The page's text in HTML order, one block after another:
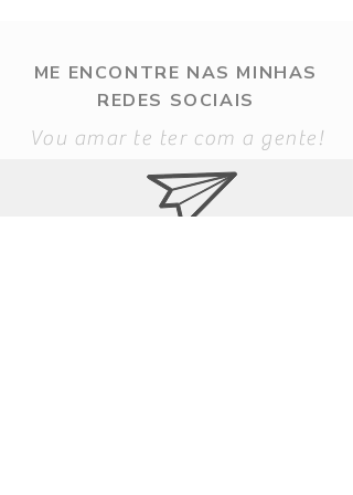
ME ENCONTRE NAS MINHAS
REDES SOCIAIS
Vou amar te ter com a gente!